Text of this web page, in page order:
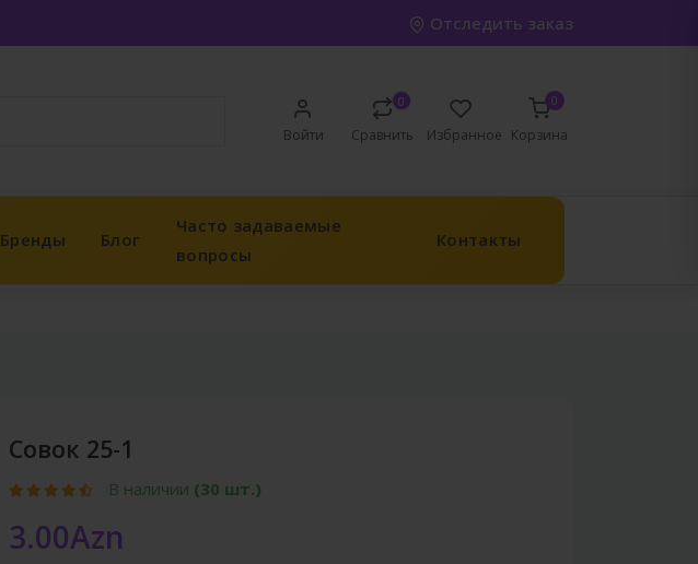
Отследить заказ
Войти
0
Сравнить Избранное
0
Корзина
Бренды Блог
Часто задаваемые
вопросы
Контакты
Совок 25-1
В наличии (30 шт.)
3.00Azn